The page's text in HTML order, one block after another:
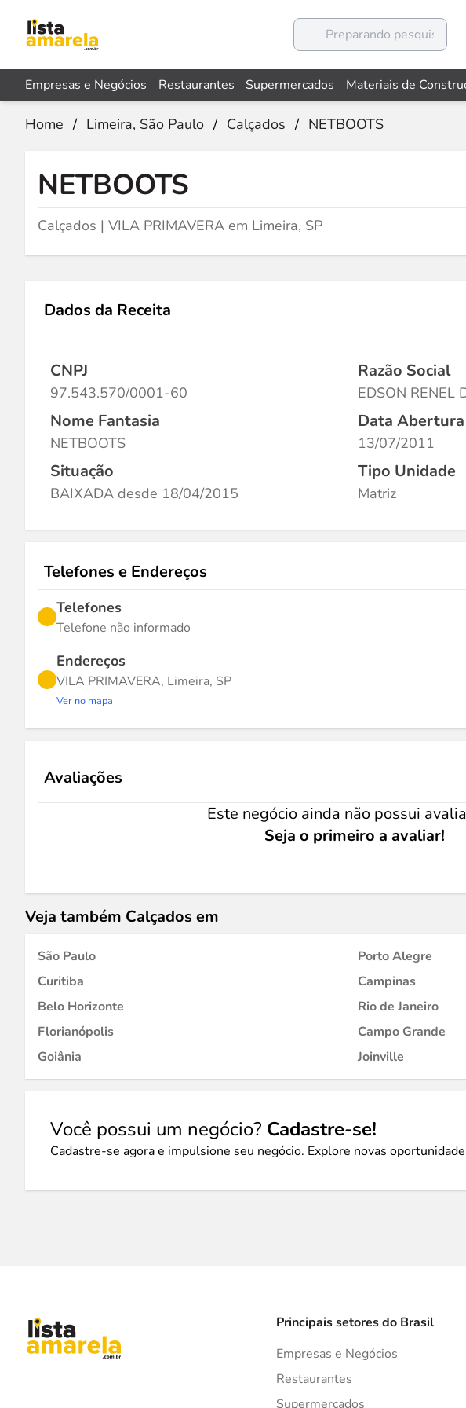
Empresas e Negócios Restaurantes Supermercados Materiais de
Home / Limeira, São Paulo / Calçados / NETBOOTS
NETBOOTS
Calçados | VILA PRIMAVERA em Limeira, SP
Dados da Receita
CNPJ
97.543.570/0001-60
Razão Social
EDSON RENEL
Nome Fantasia
NETBOOTS
Data Abertura
13/07/2011
Situação
BAIXADA desde 18/04/2015
Tipo Unidade
Matriz
Telefones e Endereços
Telefones
Telefone não informado
Endereços
VILA PRIMAVERA, Limeira, SP
Ver no mapa
Avaliações
Este negócio ainda não possui
Seja o primeiro a avaliar!
Veja também Calçados em
São Paulo
Porto Alegre
Curitiba
Campinas
Belo Horizonte
Rio de Janeiro
Florianópolis
Campo Grande
Goiânia
Joinville
Você possui um negócio? Cadastre-se!
Cadastre-se agora e impulsione seu negócio. Explore novas
Principais setores do Brasil
Empresas e Negócios
Restaurantes
Supermercados